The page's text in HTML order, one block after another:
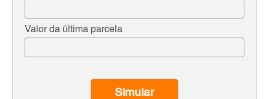
Valor da última parcela
Simular